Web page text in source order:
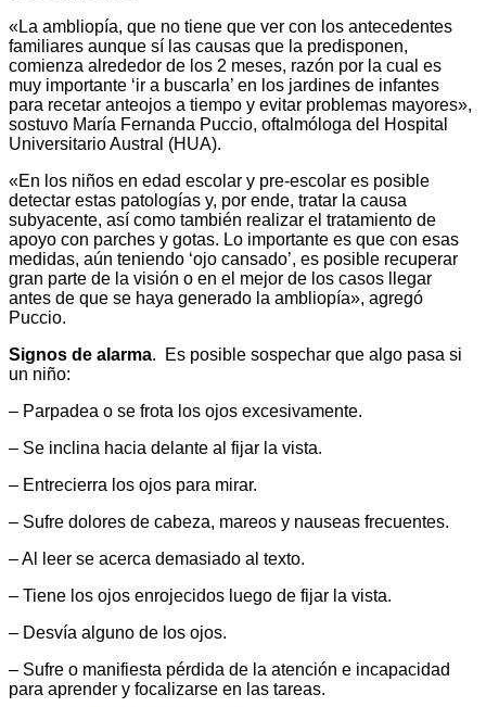
«La ambliopía, que no tiene que ver con los antecedentes
familiares aunque sí las causas que la predisponen,
comienza alrededor de los 2 meses, razón por la cual es
muy importante ‘ir a buscarla’ en los jardines de infantes
para recetar anteojos a tiempo y evitar problemas mayores»,
sostuvo María Fernanda Puccio, oftalmóloga del Hospital
Universitario Austral (HUA).
«En los niños en edad escolar y pre-escolar es posible
detectar estas patologías y, por ende, tratar la causa
subyacente, así como también realizar el tratamiento de
apoyo con parches y gotas. Lo importante es que con esas
medidas, aún teniendo ‘ojo cansado’, es posible recuperar
gran parte de la visión o en el mejor de los casos llegar
antes de que se haya generado la ambliopía», agregó
Puccio.
Signos de alarma. Es posible sospechar que algo pasa si
un niño:
– Parpadea o se frota los ojos excesivamente.
– Se inclina hacia delante al fijar la vista.
– Entrecierra los ojos para mirar.
– Sufre dolores de cabeza, mareos y nauseas frecuentes.
– Al leer se acerca demasiado al texto.
– Tiene los ojos enrojecidos luego de fijar la vista.
– Desvía alguno de los ojos.
– Sufre o manifiesta pérdida de la atención e incapacidad
para aprender y focalizarse en las tareas.